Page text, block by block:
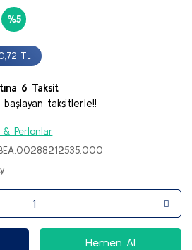
TL
%5
6 Taksit
taksitlerle!!
& Perlonlar
Hemen Al